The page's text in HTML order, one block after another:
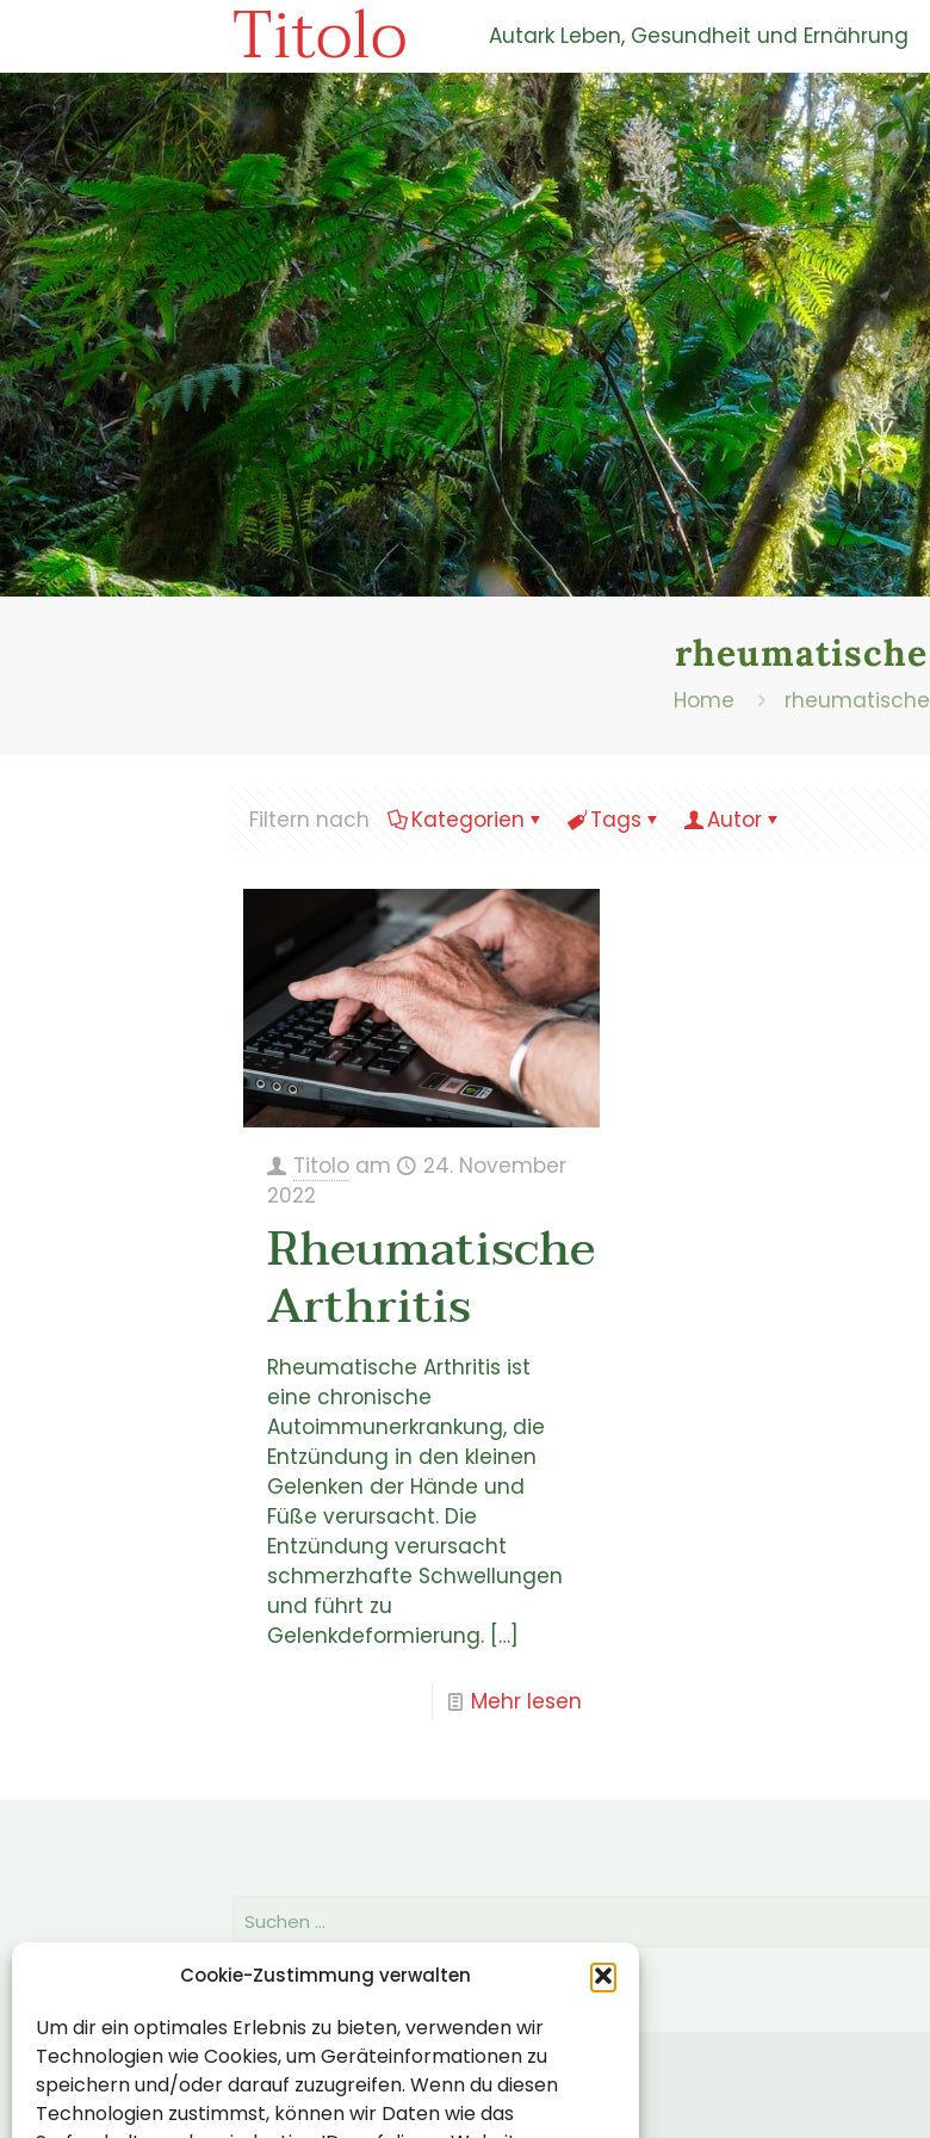
Cookie-Zustimmung verwalten
Um dir ein optimales Erlebnis zu bieten, verwenden wir
Technologien wie Cookies, um Geräteinformationen zu
speichern und/oder darauf zuzugreifen. Wenn du diesen
Technologien zustimmst, können wir Daten wie das
Titolo Autark Leben, Gesundheit und Ernährung
rheumatische
Home rheumatische
Filtern nach Kategorien Tags Autor
Titolo am
24. November
2022
Rheumatische
Arthritis
Rheumatische Arthritis ist
eine chronische
Autoimmunerkrankung, die
Entzündung in den kleinen
Gelenken der Hände und
Füße verursacht. Die
Entzündung verursacht
schmerzhafte Schwellungen
und führt zu
Gelenkdeformierung.[…]
Mehr lesen
Impressum
Datenschutzerklärung